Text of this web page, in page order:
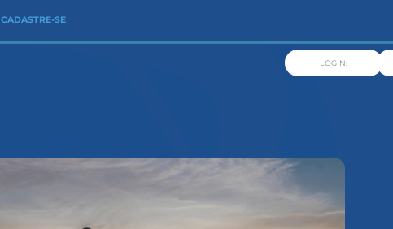
CADASTRE-SE